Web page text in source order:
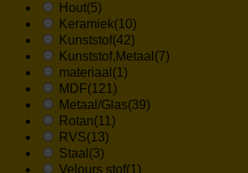
Hout(5)
Keramiek(10)
Kunststof(42)
Kunststof,Metaal (7)
materiaal (1)
MDF(121)
Metaal/Glas(39)
Rotan(11)
RVS(13)
Staal (3)
Velours stof(1)